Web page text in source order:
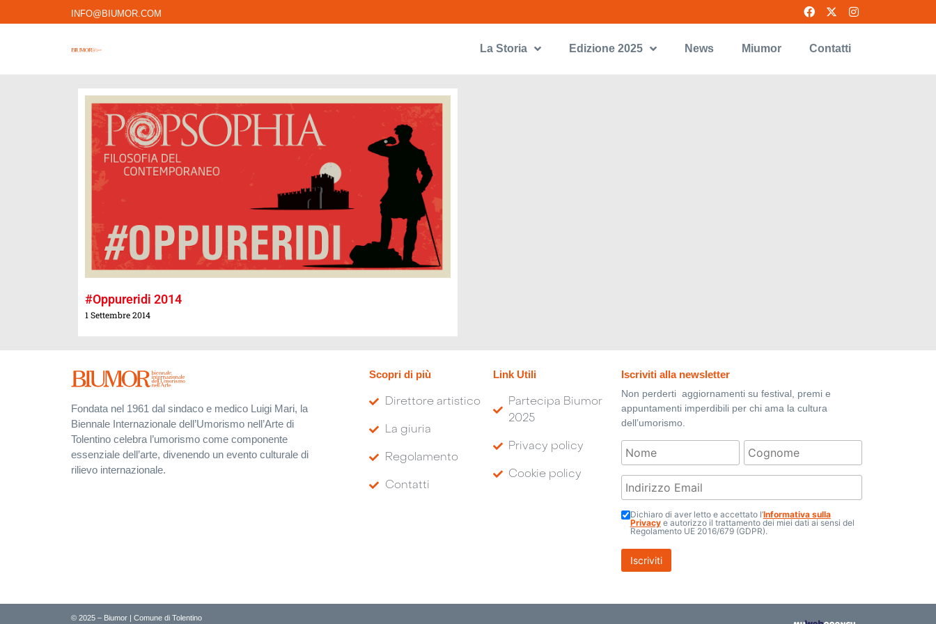
INFO@BIUMOR.COM
La Storia Edizione 2025 News Miumor Contatti
#Oppureridi 2014
1 Settembre 2014
Fondata nel 1961 dal sindaco e medico Luigi Mari, la
Biennale Internazionale dell’Umorismo nell’Arte di
Tolentino celebra l’umorismo come componente
essenziale dell’arte, divenendo un evento culturale di
rilievo internazionale.
Scopri di più
Direttore artistico
La giuria
Regolamento
Contatti
Link Utili
Partecipa Biumor
2025
Privacy policy
Cookie policy
Iscriviti alla newsletter
Non perderti aggiornamenti su festival, premi e
appuntamenti imperdibili per chi ama la cultura
dell’umorismo.
Dichiaro di aver letto e accettato l’Informativa sulla
Privacye autorizzo il trattamento dei miei dati ai sensi del
Regolamento UE 2016/679 (GDPR).
© 2025 – Biumor | Comune di Tolentino